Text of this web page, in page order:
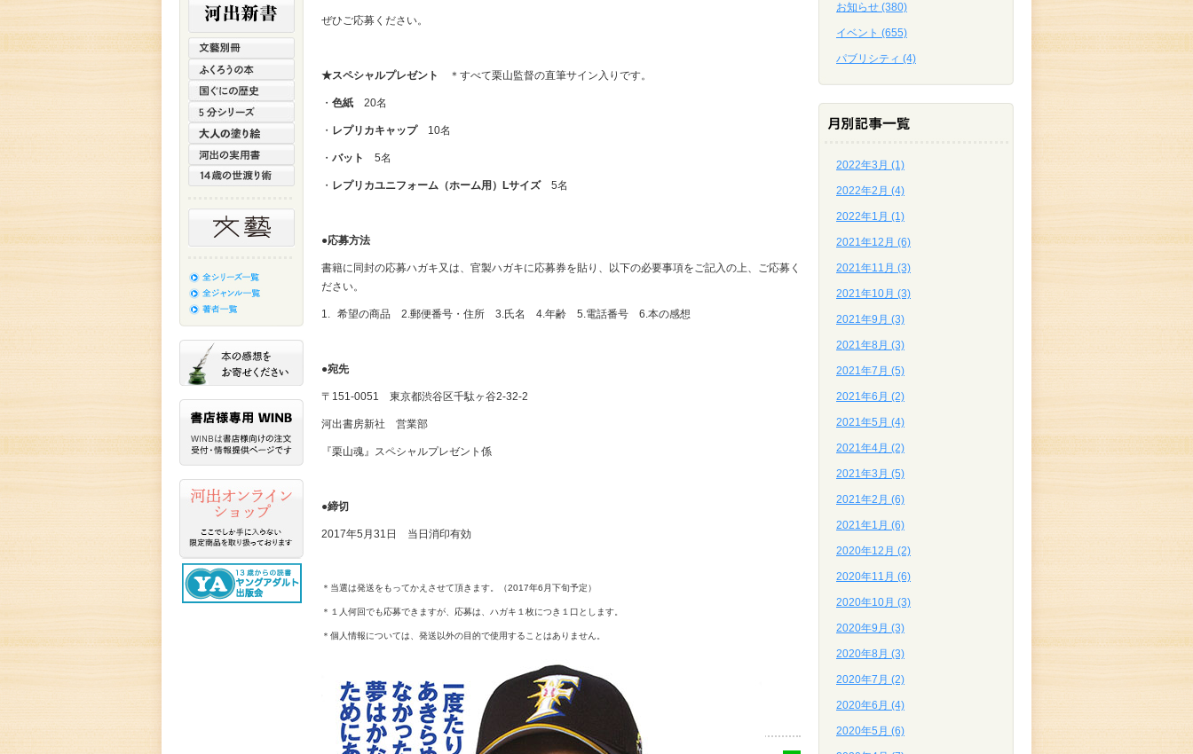
ぜひご応募ください。
★スペシャルプレゼント ＊すべて栗山監督の直筆サイン入りです。
・ 色紙 20名
・ レプリカキャップ 10名
・ バット 5名
・ レプリカユニフォーム（ホーム用） Lサイズ 5名
●応募方法
書籍に同封の応募ハガキ又は、官製ハガキに応募券を貼り、以下の必要事項をご記入の上、ご応募く
ださい。
1. 希望の商品 2.郵便番号・住所 3.氏名 4.年齢 5.電話番号 6.本の感想
●宛先
〒 151-0051 東京都渋谷区千駄ヶ谷2-32-2
河出書房新社 営業部
『栗山魂』スペシャルプレゼント係
●締切
2017年5 月 31 日 当日消印有効
＊当選は発送をもってかえさせて頂きます。（2017年6 月下旬予定）
＊１人何回でも応募できますが、応募は、ハガキ１枚につき１口とします。
＊個人情報については、発送以外の目的で使用することはありません。
お知らせ (380)
イベント (655)
パブリシティ (4)
2022年3月 (1)
2022年2月 (4)
2022年1月 (1)
2021年12月 (6)
2021年11月 (3)
2021年10月 (3)
2021年9月 (3)
2021年8月 (3)
2021年7月 (5)
2021年6月 (2)
2021年5月 (4)
2021年4月 (2)
2021年3月 (5)
2021年2月 (6)
2021年1月 (6)
2020年12月 (2)
2020年11月 (6)
2020年10月 (3)
2020年9月 (3)
2020年8月 (3)
2020年7月 (2)
2020年6月 (4)
2020年5月 (6)